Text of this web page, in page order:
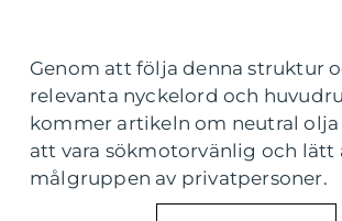
Genom att följa denna struktur
relevanta nyckelord och
kommer artikeln om neutral
att vara sökmotorvänlig och lätt
målgruppen av privatpersoner.